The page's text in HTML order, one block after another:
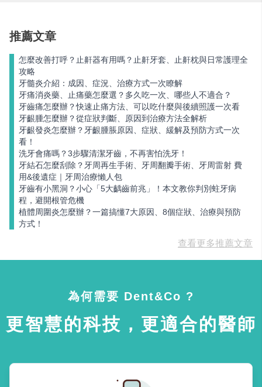
推薦文章
怎麼改善打呼？止鼾器有用嗎？止鼾牙套、止鼾枕與日常護理全
攻略
牙髓炎介紹：成因、症況、治療方式一次瞭解
牙痛消炎藥、止痛藥怎麼選？多久吃一次、哪些人不適合？
牙齒痛怎麼辦？快速止痛方法、可以吃什麼與後續照護一次看
牙齦腫怎麼辦？從症狀判斷、原因到治療方法全解析
牙齦發炎怎麼辦？牙齦腫脹原因、症狀、緩解及預防方式一次
看！
洗牙會痛嗎？3步驟清潔牙齒，不再害怕洗牙！
牙結石怎麼刮除？牙周再生手術、牙周翻瓣手術、牙周雷射 費
用&後遺症｜牙周治療懶人包
牙齒有小黑洞？小心「5大齲齒前兆」！本文教你判別蛀牙病
程，避開根管危機
植體周圍炎怎麼辦？一篇搞懂7大原因、8個症狀、治療與預防
方式！
查看更多推薦文章
為何需要 Dent&Co ?
更智慧的科技，更適合的醫師